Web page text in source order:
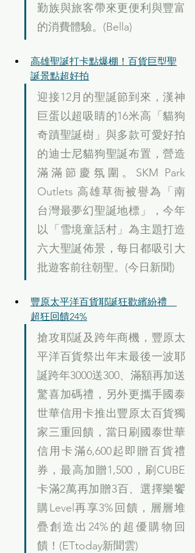
勤族與旅客帶來更便利與豐富
的消費體驗。(Bella)
高雄聖誕打卡點爆棚！百貨巨型聖
誕景點超好拍
迎接12月的聖誕節到來，漢神
巨蛋以超吸睛的16米高「貓狗
奇蹟聖誕樹」與多款可愛好拍
的迪士尼貓狗聖誕布置，營造
滿滿節慶氛圍。SKM Park
Outlets 高雄草衙被譽為「南
台灣最夢幻聖誕地標」，今年
以「雪境童話村」為主題打造
六大聖誕佈景，每日都吸引大
批遊客前往朝聖。(今日新聞)
豐原太平洋百貨耶誕狂歡繽紛禮
超狂回饋24%
搶攻耶誕及跨年商機，豐原太
平洋百貨祭出年末最後一波耶
誕跨年3000送300、滿額再加送
驚喜加碼禮，另外更攜手國泰
世華信用卡推出豐原太百貨獨
家三重回饋，當日刷國泰世華
信用卡滿6,600起即贈百貨禮
券，最高加贈1,500，刷CUBE
卡滿2萬再加贈3百、選擇樂饗
購Level再享3%回饋，層層堆
疊創造出24%的超優購物回
饋！(ETtoday新聞雲)